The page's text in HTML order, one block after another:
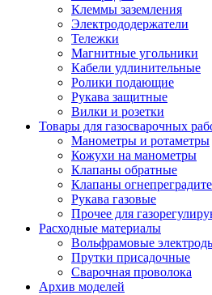
Клеммы заземления
Электрододержатели
Тележки
Магнитные угольники
Кабели удлинительные
Ролики подающие
Рукава защитные
Вилки и розетки
Товары для газосварочных
Манометры и ротаметры
Кожухи на манометры
Клапаны обратные
Клапаны
Рукава газовые
Прочее для
Расходные материалы
Вольфрамовые
Прутки присадочные
Сварочная проволока
Архив моделей